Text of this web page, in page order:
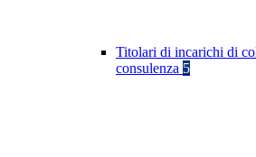
Titolari di incarichi di
consulenza 5